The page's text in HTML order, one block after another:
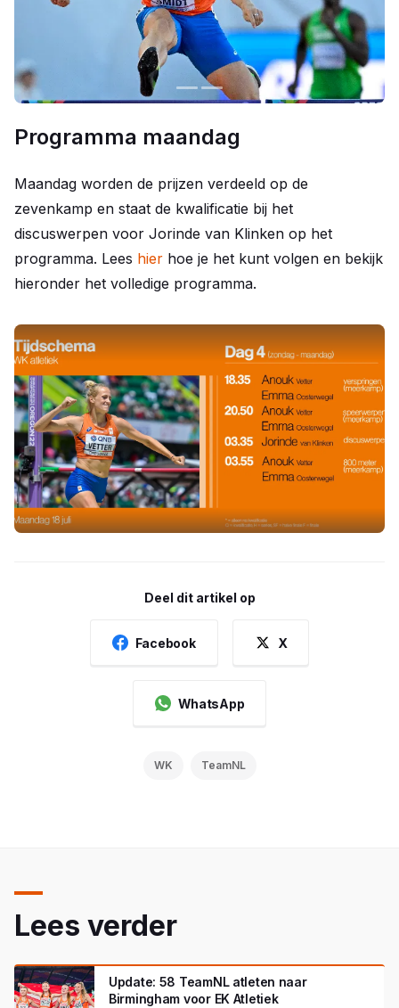
Programma maandag
Maandag worden de prijzen verdeeld op de
zevenkamp en staat de kwalificatie bij het
discuswerpen voor Jorinde van Klinken op het
programma. Lees hier hoe je het kunt volgen en bekijk
hieronder het volledige programma.
Deel dit artikel op
Facebook X
WhatsApp
WK TeamNL
Lees verder
Update: 58 TeamNL atleten naar
Birmingham voor EK Atletiek